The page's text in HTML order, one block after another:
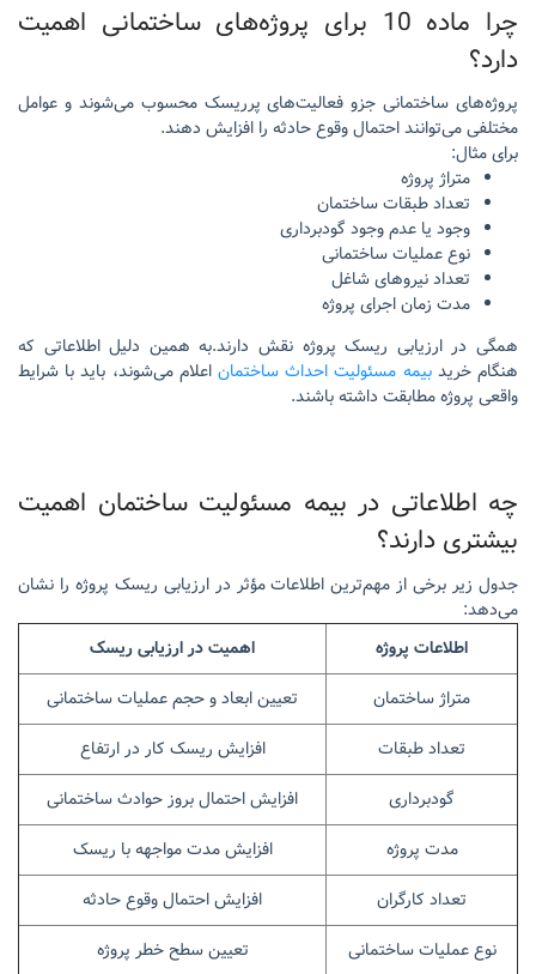
چرا ماده 10 برای پروژه‌های ساختمانی اهمیت
دارد؟
پروژه‌های ساختمانی جزو فعالیت‌های پرریسک محسوب می‌شوند و عوامل
مختلفی می‌توانند احتمال وقوع حادثه را افزایش دهند.
برای مثال:
متراژ پروژه
تعداد طبقات ساختمان
وجود یا عدم وجود گودبرداری
نوع عملیات ساختمانی
تعداد نیروهای شاغل
مدت زمان اجرای پروژه
همگی در ارزیابی ریسک پروژه نقش دارند.به همین دلیل اطلاعاتی که
هنگام خریدبیمه مسئولیت احداث ساختمان اعلام می‌شوند، باید با شرایط
واقعی پروژه مطابقت داشته باشند.
چه اطلاعاتی در بیمه مسئولیت ساختمان اهمیت
بیشتری دارند؟
جدول زیر برخی از مهم‌ترین اطلاعات مؤثر در ارزیابی ریسک پروژه را نشان
می‌دهد:
اطلاعات پروژه
اهمیت در ارزیابی ریسک
متراژ ساختمان
تعیین ابعاد و حجم عملیات ساختمانی
تعداد طبقات
افزایش ریسک کار در ارتفاع
گودبرداری
افزایش احتمال بروز حوادث ساختمانی
مدت پروژه
افزایش مدت مواجهه با ریسک
تعداد کارگران
افزایش احتمال وقوع حادثه
نوع عملیات ساختمانی
تعیین سطح خطر پروژه